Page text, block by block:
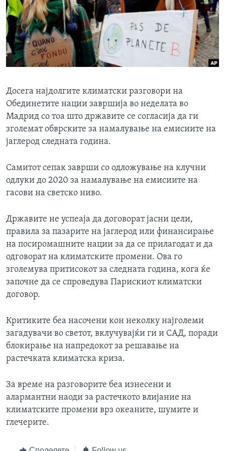
ИНТЕРВЈУА
Јазици
Досега најдолгите климатски разговори на
Обединетите нации завршија во неделата во
Мадрид со тоа што државите се согласија да ги
зголемат обврските за намалување на емисиите на
јаглерод следната година.
Самитот сепак заврши со одложување на клучни
одлуки до 2020 за намалување на емисиите на
гасови на светско ниво.
Државите не успеаја да договорат јасни цели,
правила за пазарите на јаглерод или финансирање
на посиромашните нации за да се прилагодат и да
одговорат на климатските промени. Ова го
зголемува притисокот за следната година, кога ќе
започне да се спроведува Парискиот климатски
договор.
Критиките беа насочени кон неколку најголеми
загадувачи во светот, вклучувајќи ги и САД, поради
блокирање на напредокот за решавање на
растечката климатска криза.
За време на разговорите беа изнесени и
алармантни наоди за растечкото влијание на
климатските промени врз океаните, шумите и
глечерите.